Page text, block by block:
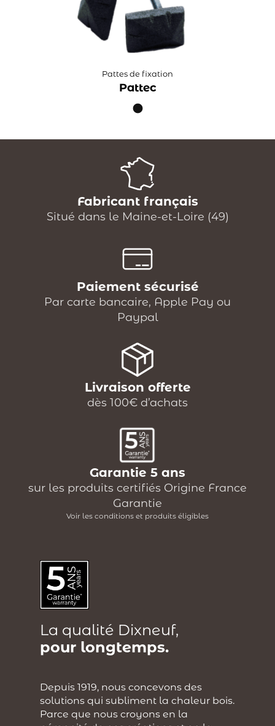
Pattes de fixation
Pattec
Fabricant français
Situé dans le Maine-et-Loire (49)
Paiement sécurisé
Par carte bancaire, Apple Pay ou
Paypal
Livraison offerte
dès 100€ d’achats
Garantie 5 ans
sur les produits certifiés Origine France
Garantie
Voir les conditions et produits éligibles
La qualité Dixneuf,
pour longtemps.
Depuis 1919, nous concevons des
solutions qui subliment la chaleur bois.
Parce que nous croyons en la